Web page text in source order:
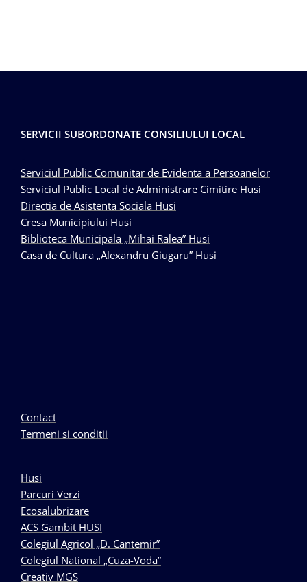
SERVICII SUBORDONATE CONSILIULUI LOCAL
Serviciul Public Comunitar de Evidenta a Persoanelor
Serviciul Public Local de Administrare Cimitire Husi
Directia de Asistenta Sociala Husi
Cresa Municipiului Husi
Biblioteca Municipala „Mihai Ralea” Husi
Casa de Cultura „Alexandru Giugaru” Husi
Contact
Termeni si conditii
Husi
Parcuri Verzi
Ecosalubrizare
ACS Gambit HUSI
Colegiul Agricol „D. Cantemir”
Colegiul National „Cuza-Voda”
Creativ MGS